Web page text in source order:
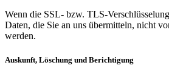
Wenn die SSL- bzw. TLS-
Daten, die Sie an uns übermitteln, nicht
werden.
Auskunft, Löschung und Berichtigung